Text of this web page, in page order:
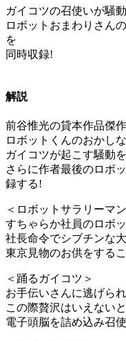
ガイコツの召使いが騒
ロボットおまわりさん
を
同時収録!
解説
前谷惟光の貸本作品傑
ロボットくんのおかし
ガイコツが起こす騒動
さらに作者最後のロボ
録する!
＜ロボットサラリーマ
すちゃらか社員のロボッ
社長命令でシブチンな
東京見物のお供をする
＜踊るガイコツ＞
お手伝いさんに逃げら
この際贅沢はいえない
電子頭脳を詰め込み召